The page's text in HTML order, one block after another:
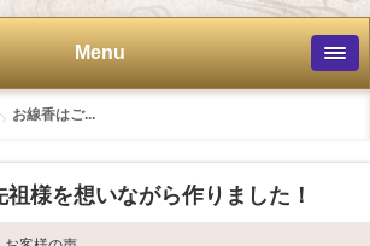
Menu
お線香はご...
様を想いながら作りました！